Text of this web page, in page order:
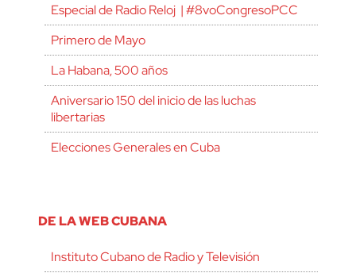
Especial de Radio Reloj | #8voCongresoPCC
Primero de Mayo
La Habana, 500 años
Aniversario 150 del inicio de las luchas
libertarias
Elecciones Generales en Cuba
DE LA WEB CUBANA
Instituto Cubano de Radio y Televisión